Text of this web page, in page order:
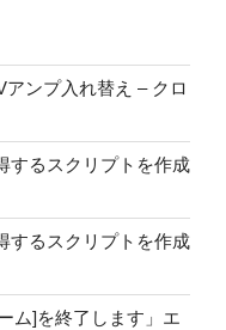
アンプ入れ替え – クロ
するスクリプトを作成
するスクリプトを作成
ム]を終了します」エ